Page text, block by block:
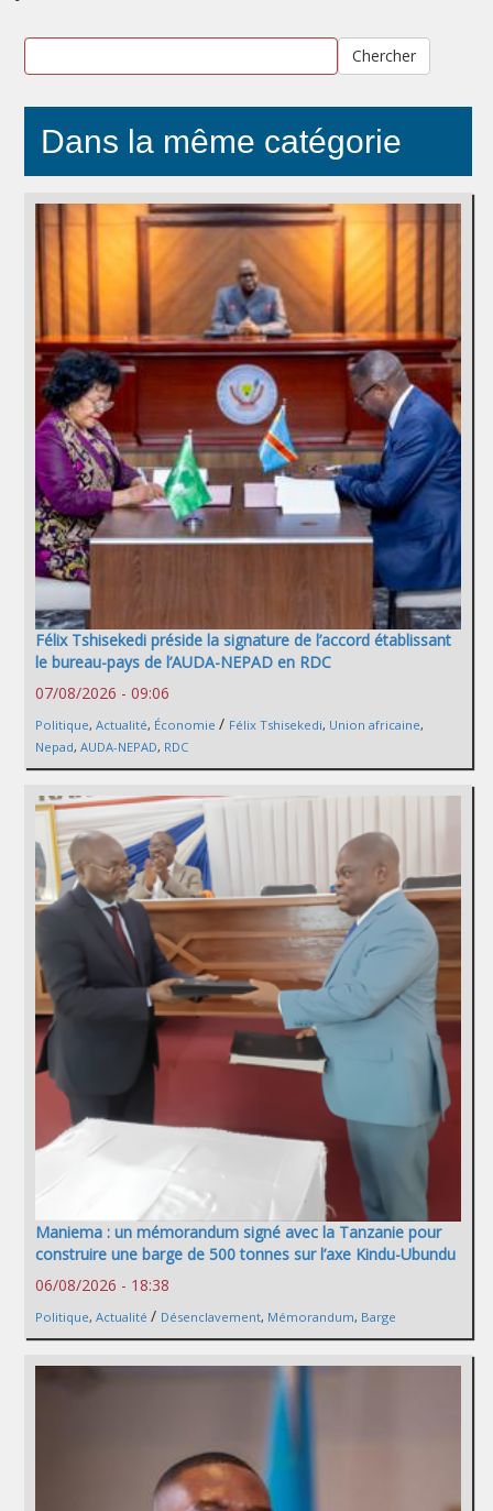
Chercher
Dans la même catégorie
Félix Tshisekedi préside la signature de l’accord établissant
le bureau-pays de l’AUDA-NEPAD en RDC
07/08/2026 - 09:06
Politique, Actualité, Économie / Félix Tshisekedi, Union africaine,
Nepad, AUDA-NEPAD, RDC
Maniema : un mémorandum signé avec la Tanzanie pour
construire une barge de 500 tonnes sur l’axe Kindu-Ubundu
06/08/2026 - 18:38
Politique, Actualité / Désenclavement, Mémorandum, Barge